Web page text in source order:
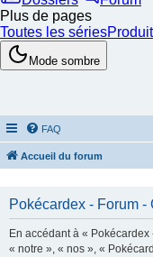
FAQ
Accueil du forum
Pokécardex - Forum -
En accédant à «
« notre », « nos », «